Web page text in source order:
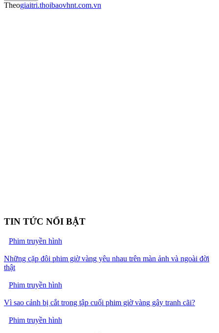
Theogiaitri.thoibaovhnt.com.vn
TIN TỨC NỔI BẬT
Phim truyền hình
Những cặp đôi phim giờ vàng yêu nhau trên màn ảnh và ngoài đời
thật
Phim truyền hình
Vì sao cảnh bị cắt trong tập cuối phim giờ vàng gây tranh cãi?
Phim truyền hình